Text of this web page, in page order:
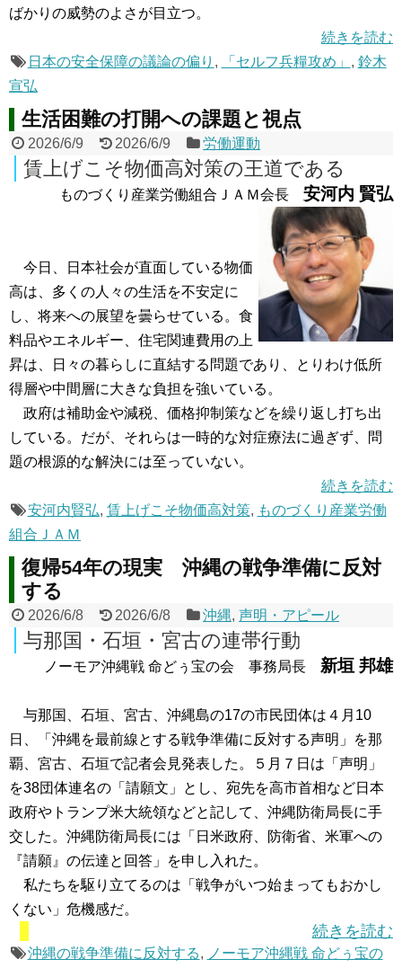
ばかりの威勢のよさが目立つ。
続きを読む
日本の安全保障の議論の偏り , 「セルフ兵糧攻め」 , 鈴木
宣弘
生活困難の打開への課題と視点
2026/6/9 2026/6/9 労働運動
賃上げこそ物価高対策の王道である
ものづくり産業労働組合ＪＡＭ会長 安河内 賢弘
今日、日本社会が直面している物価
高は、多くの人々の生活を不安定に
し、将来への展望を曇らせている。食
料品やエネルギー、住宅関連費用の上
昇は、日々の暮らしに直結する問題であり、とりわけ低所
得層や中間層に大きな負担を強いている。
政府は補助金や減税、価格抑制策などを繰り返し打ち出
している。だが、それらは一時的な対症療法に過ぎず、問
題の根源的な解決には至っていない。
続きを読む
安河内賢弘, 賃上げこそ物価高対策, ものづくり産業労働
組合ＪＡＭ
復帰54年の現実 沖縄の戦争準備に反対
する
2026/6/8 2026/6/8 沖縄,声明・アピール
与那国・石垣・宮古の連帯行動
ノーモア沖縄戦 命どぅ宝の会 事務局長 新垣 邦雄
与那国、石垣、宮古、沖縄島の17の市民団体は４月10
日、「沖縄を最前線とする戦争準備に反対する声明」を那
覇、宮古、石垣で記者会見発表した。５月７日は「声明」
を38団体連名の「請願文」とし、宛先を高市首相など日本
政府やトランプ米大統領などと記して、沖縄防衛局長に手
交した。沖縄防衛局長には「日米政府、防衛省、米軍への
『請願』の伝達と回答」を申し入れた。
私たちを駆り立てるのは「戦争がいつ始まってもおかし
くない」危機感だ。
続きを読む
沖縄の戦争準備に反対する, ノーモア沖縄戦 命どぅ宝の